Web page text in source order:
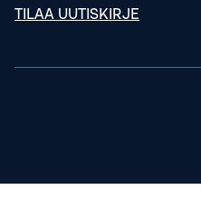
TILAA UUTISKIRJE